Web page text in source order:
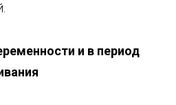
и в период